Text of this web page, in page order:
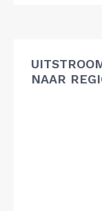
NAAR